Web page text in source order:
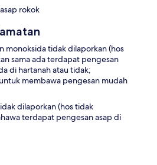
rokok
monoksida tidak dilaporkan (hos
sama ada terdapat pengesan
di hartanah atau tidak;
membawa pengesan mudah
dilaporkan (hos tidak
terdapat pengesan asap di